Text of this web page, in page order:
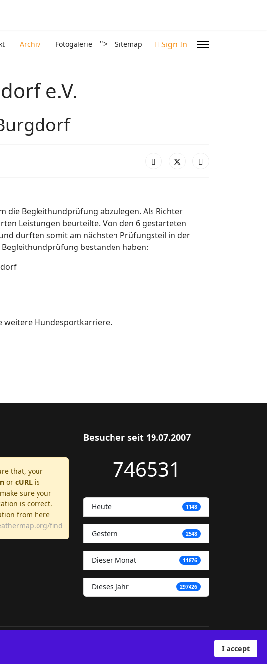
Archiv Fotogalerie "> Sitemap Sign In
e.V.
die Begleithundprüfung abzulegen. Als Richter
Leistungen beurteilte. Von den 6 gestarteten
durften somit am nächsten Prüfungsteil in der
bestanden haben:
weitere Hundesportkarriere.
that, your
or cURL is
sure your
is correct.
from here
find
Besucher seit 19.07.2007
746531
Heute 1148
Gestern 2548
Dieser Monat 11876
Dieses Jahr 297426
I accept